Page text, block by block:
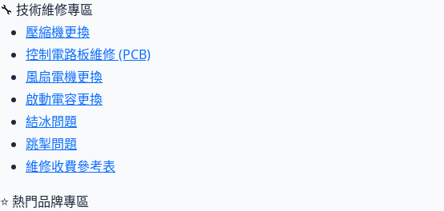
🔧 技術維修專區
壓縮機更換
控制電路板維修 (PCB)
風扇電機更換
啟動電容更換
結冰問題
跳掣問題
維修收費參考表
⭐ 熱門品牌專區